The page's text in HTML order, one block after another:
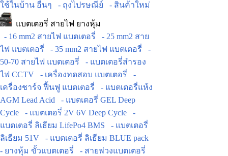
ใช้ในบ้าน อื่นๆ
- ถุงไปรษณีย์ - สินค้าใหม่
แบตเตอรี่ สายไฟ ยางหุ้ม
- 16 mm2 สายไฟ แบตเตอรี่
- 25 mm2 สาย
ไฟ แบตเตอรี่
- 35 mm2 สายไฟ แบตเตอรี่
-
50-70 สายไฟ แบตเตอรี่
- แบตเตอรี่สำรอง
ไฟ CCTV
- เครื่องทดสอบ แบตเตอรี่
-
เครื่องชาร์จ ฟื้นฟู แบตเตอรี่
- แบตเตอรี่แห้ง
AGM Lead Acid
- แบตเตอรี่ GEL Deep
Cycle
- แบตเตอรี่ 2V 6V Deep Cycle
-
แบตเตอรี่ ลิเธียม LifePo4 BMS
- แบตเตอรี่
ลิเธียม 51V
- แบตเตอรี่ ลิเธียม BLUE pack
- ยางหุ้ม ขั้วแบตเตอรี่
- สายพ่วงแบตเตอรี่